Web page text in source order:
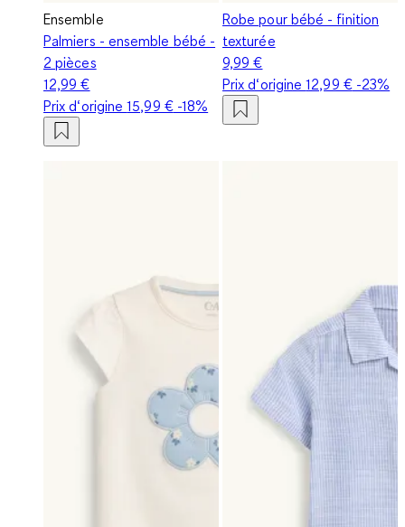
Ensemble
Palmiers - ensemble bébé -
2 pièces
12,99 €
Prix d‘origine15,99 €-18%
Robe pour bébé - finition
texturée
9,99 €
Prix d‘origine12,99 €-23%